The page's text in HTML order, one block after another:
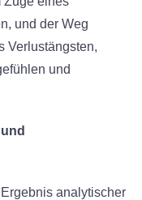
und der Weg
Verlustängsten,
und
analytischer